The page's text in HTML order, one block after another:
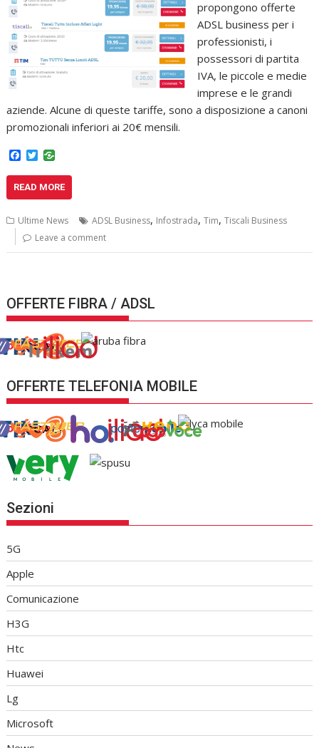
propongono offerte
ADSL business per i
professionisti, i
possessori di partita
IVA, le piccole e medie
imprese e le grandi
aziende. Alcune di queste tariffe, sono a disposizione a canoni
promozionali inferiori ai 20€ mensili.
F
c
e
b
o
o
k
T
i
t
t
r
READ MORE
Ultime News ADSL Business, Infostrada,Tim,Tiscali Business
Leave a comment
OFFERTE FIBRA / ADSL
OFFERTE TELEFONIA MOBILE
Sezioni
5G
Apple
Comunicazione
H3G
Htc
Huawei
Lg
Microsoft